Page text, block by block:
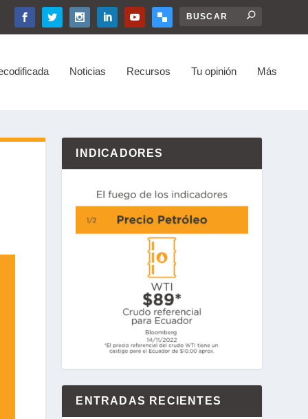
Noticias Recursos Tu opinión Más
INDICADORES
ENTRADAS RECIENTES